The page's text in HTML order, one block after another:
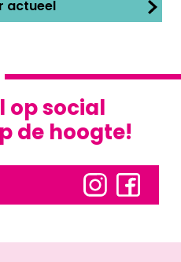
actueel
op social
de hoogte!